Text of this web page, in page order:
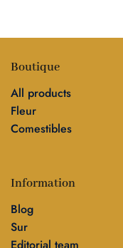
Boutique
All products
Fleur
Comestibles
Information
Blog
Sur